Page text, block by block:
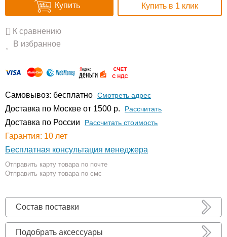
Купить Купить в 1 клик
К сравнению
В избранное
Самовывоз: бесплатно Смотреть адрес
Доставка по Москве от 1500 р. Расcчитать
Доставка по России Рассчитать стоимость
Гарантия: 10 лет
Бесплатная консультация менеджера
Отправить карту товара по почте
Отправить карту товара по смс
Состав поставки
Подобрать аксессуары